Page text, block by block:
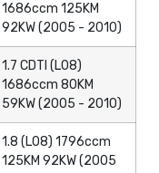
1686ccm 125KM
92KW (2005 - 2010)
1.7 CDTI (L08)
1686ccm 80KM
59KW (2005 - 2010)
1.8 (L08) 1796ccm
125KM 92KW (2005